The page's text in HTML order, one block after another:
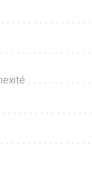
. . . . . . . . . . . . . . .
. . . . . . . . . . . . . . .
. . . . . . . . . . . .
. . . . . . . . . . . . . . .
. . . . . . . . . . . . . . .